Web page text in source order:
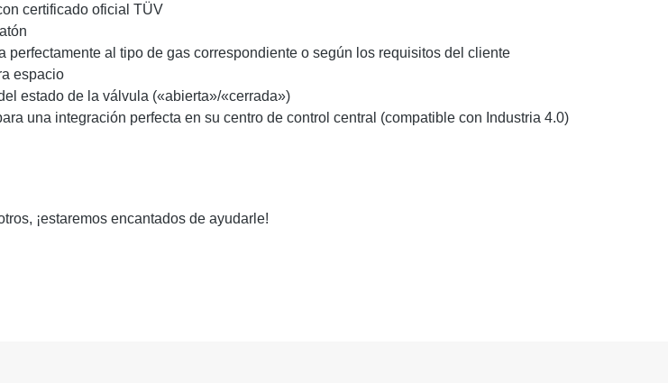
certificado oficial TÜV
al tipo de gas correspondiente o según los requisitos del cliente
espacio
estado de la válvula («abierta»/«cerrada»)
una integración perfecta en su centro de control central (compatible con Industria 4.0)
¡estaremos encantados de ayudarle!